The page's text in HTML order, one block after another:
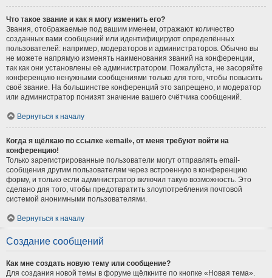
Что такое звание и как я могу изменить его?
Звания, отображаемые под вашим именем, отражают количество
созданных вами сообщений или идентифицируют определённых
пользователей: например, модераторов и администраторов. Обычно вы
не можете напрямую изменять наименования званий на конференции,
так как они установлены её администратором. Пожалуйста, не засоряйте
конференцию ненужными сообщениями только для того, чтобы повысить
своё звание. На большинстве конференций это запрещено, и модератор
или администратор понизят значение вашего счётчика сообщений.
Вернуться к началу
Когда я щёлкаю по ссылке «email», от меня требуют войти на
конференцию!
Только зарегистрированные пользователи могут отправлять email-
сообщения другим пользователям через встроенную в конференцию
форму, и только если администратор включил такую возможность. Это
сделано для того, чтобы предотвратить злоупотребления почтовой
системой анонимными пользователями.
Вернуться к началу
Создание сообщений
Как мне создать новую тему или сообщение?
Для создания новой темы в форуме щёлкните по кнопке «Новая тема».